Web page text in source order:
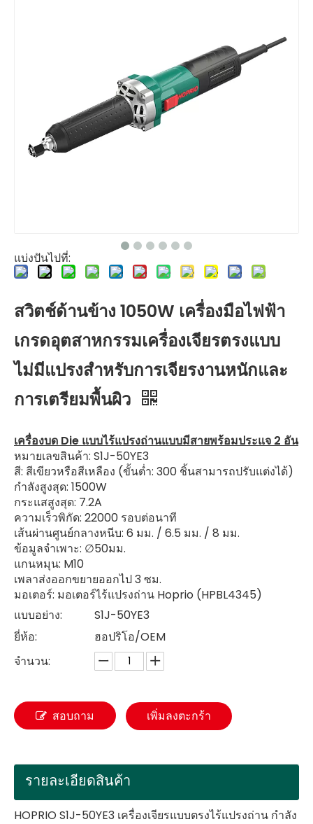
แบ่งปันไปที่:
สวิตช์ด้านข้าง 1050W เครื่องมือไฟฟ้า
เกรดอุตสาหกรรมเครื่องเจียรตรงแบบ
ไม่มีแปรงสำหรับการเจียรงานหนักและ
การเตรียมพื้นผิว
เครื่องบด Die แบบไร้แปรงถ่านแบบมีสายพร้อมประแจ 2 อัน
หมายเลขสินค้า: S1J-50YE3
สี: สีเขียวหรือสีเหลือง (ขั้นต่ำ: 300 ชิ้นสามารถปรับแต่งได้)
กำลังสูงสุด: 1500W
กระแสสูงสุด: 7.2A
ความเร็วพิกัด: 22000 รอบต่อนาที
เส้นผ่านศูนย์กลางหนีบ: 6 มม. / 6.5 มม. / 8 มม.
ข้อมูลจำเพาะ: ∅50มม.
แกนหมุน: M10
เพลาส่งออกขยายออกไป 3 ซม.
มอเตอร์: มอเตอร์ไร้แปรงถ่าน Hoprio (HPBL4345)
แบบอย่าง:
S1J-50YE3
ยี่ห้อ:
ฮอปริโอ/OEM
จำนวน:
สอบถาม เพิ่มลงตะกร้า
รายละเอียดสินค้า
HOPRIO S1J-50YE3 เครื่องเจียรแบบตรงไร้แปรงถ่าน กำลัง